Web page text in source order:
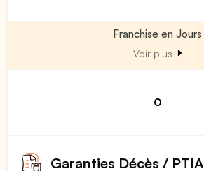
Franchise en Jours
Voir plus
0
Garanties Décès / PTIA